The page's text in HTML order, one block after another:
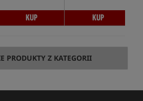
KUP KUP
PRODUKTY Z KATEGORII